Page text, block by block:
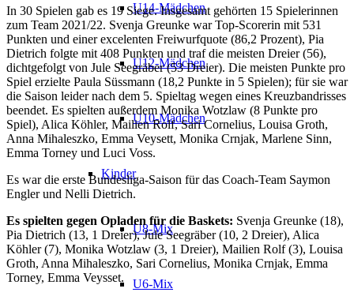
U14-Mädchen
U12-Mädchen
U10-Mädchen
Kinder
U8-Mix
U6-Mix
In 30 Spielen gab es 19 Siege. Insgesamt gehörten 15 Spielerinnen
zum Team 2021/22. Svenja Greunke war Top-Scorerin mit 531
Punkten und einer excelenten Freiwurfquote (86,2 Prozent), Pia
Dietrich folgte mit 408 Punkten und traf die meisten Dreier (56),
dichtgefolgt von Jule Seegräber (53 Dreier). Die meisten Punkte pro
Spiel erzielte Paula Süssmann (18,2 Punkte in 5 Spielen); für sie war
die Saison leider nach dem 5. Spieltag wegen eines Kreuzbandrisses
beendet. Es spielten außerdem Monika Wotzlaw (8 Punkte pro
Spiel), Alica Köhler, Mailien Rolf, Sari Cornelius, Louisa Groth,
Anna Mihaleszko, Emma Veysett, Monika Crnjak, Marlene Sinn,
Emma Torney und Luci Voss.
Es war die erste Bundesliga-Saison für das Coach-Team Saymon
Engler und Nelli Dietrich.
Es spielten gegen Opladen für die Baskets: Svenja Greunke (18),
Pia Dietrich (13, 1 Dreier), Jule Seegräber (10, 2 Dreier), Alica
Köhler (7), Monika Wotzlaw (3, 1 Dreier), Mailien Rolf (3), Louisa
Groth, Anna Mihaleszko, Sari Cornelius, Monika Crnjak, Emma
Torney, Emma Veysset.